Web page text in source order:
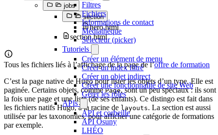
Filtres
Fichiers
Informations de contact
Médiathèque
Sélecteur (picker)
Tutoriels
Créer un élément de menu
Créer un index filtré
Créer un objet indirect
Créer une fonctionnalité de site Web
Gérer les rôles
APIs
API et corbeille
API Osuny
LHÉO
jobs
section
hero.html
section.html
Tous les fichiers liés à l’affichage de la page de l’offre de formation
C’est la page native de Hugo pour lister les objets d’un type. Elle est
paginée. Certains objets, commePage, sont un peu spéciaux : ils sont
la fois une page et une liste (de ses enfants). Ce distingo est fait dans
les fichiers natifs Hugo, à la racine de layouts. La section est aussi
utilisée par les taxonomies, pour afficher une catégorie de formations
par exemple.